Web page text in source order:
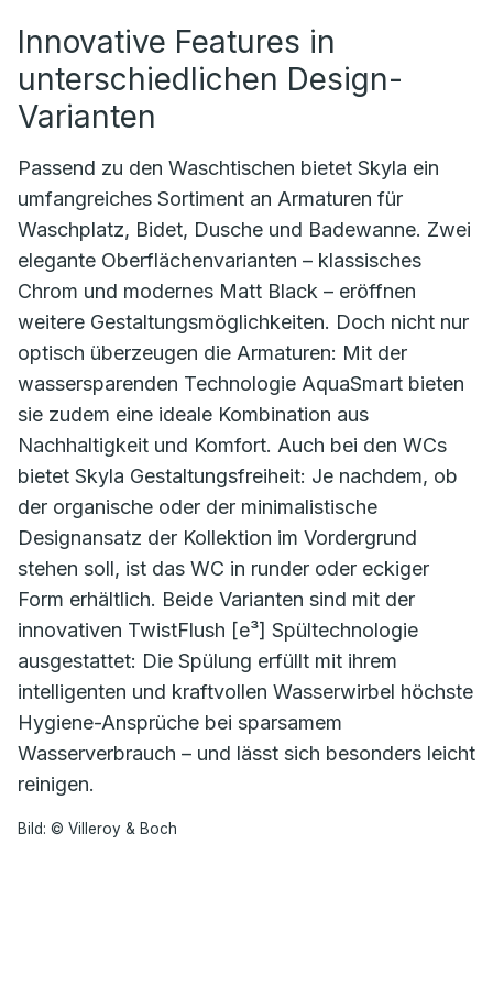
Innovative Features in
unterschiedlichen Design-
Varianten
Passend zu den Waschtischen bietet Skyla ein
umfangreiches Sortiment an Armaturen für
Waschplatz, Bidet, Dusche und Badewanne. Zwei
elegante Oberflächenvarianten – klassisches
Chrom und modernes Matt Black – eröffnen
weitere Gestaltungsmöglichkeiten. Doch nicht nur
optisch überzeugen die Armaturen: Mit der
wassersparenden Technologie AquaSmart bieten
sie zudem eine ideale Kombination aus
Nachhaltigkeit und Komfort. Auch bei den WCs
bietet Skyla Gestaltungsfreiheit: Je nachdem, ob
der organische oder der minimalistische
Designansatz der Kollektion im Vordergrund
stehen soll, ist das WC in runder oder eckiger
Form erhältlich. Beide Varianten sind mit der
innovativen TwistFlush [e³] Spültechnologie
ausgestattet: Die Spülung erfüllt mit ihrem
intelligenten und kraftvollen Wasserwirbel höchste
Hygiene-Ansprüche bei sparsamem
Wasserverbrauch – und lässt sich besonders leicht
reinigen.
Bild: © Villeroy & Boch